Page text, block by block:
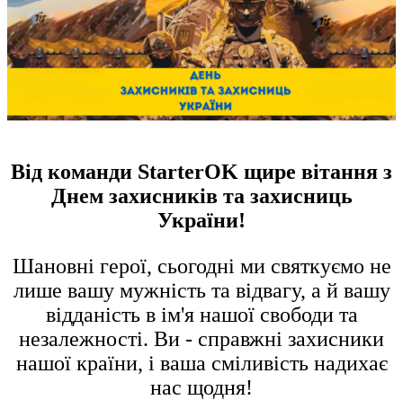
Від команди StarterOK щире вітання з
Днем захисників та захисниць
України!
Шановні герої, сьогодні ми святкуємо не
лише вашу мужність та відвагу, а й вашу
відданість в ім'я нашої свободи та
незалежності. Ви - справжні захисники
нашої країни, і ваша сміливість надихає
нас щодня!